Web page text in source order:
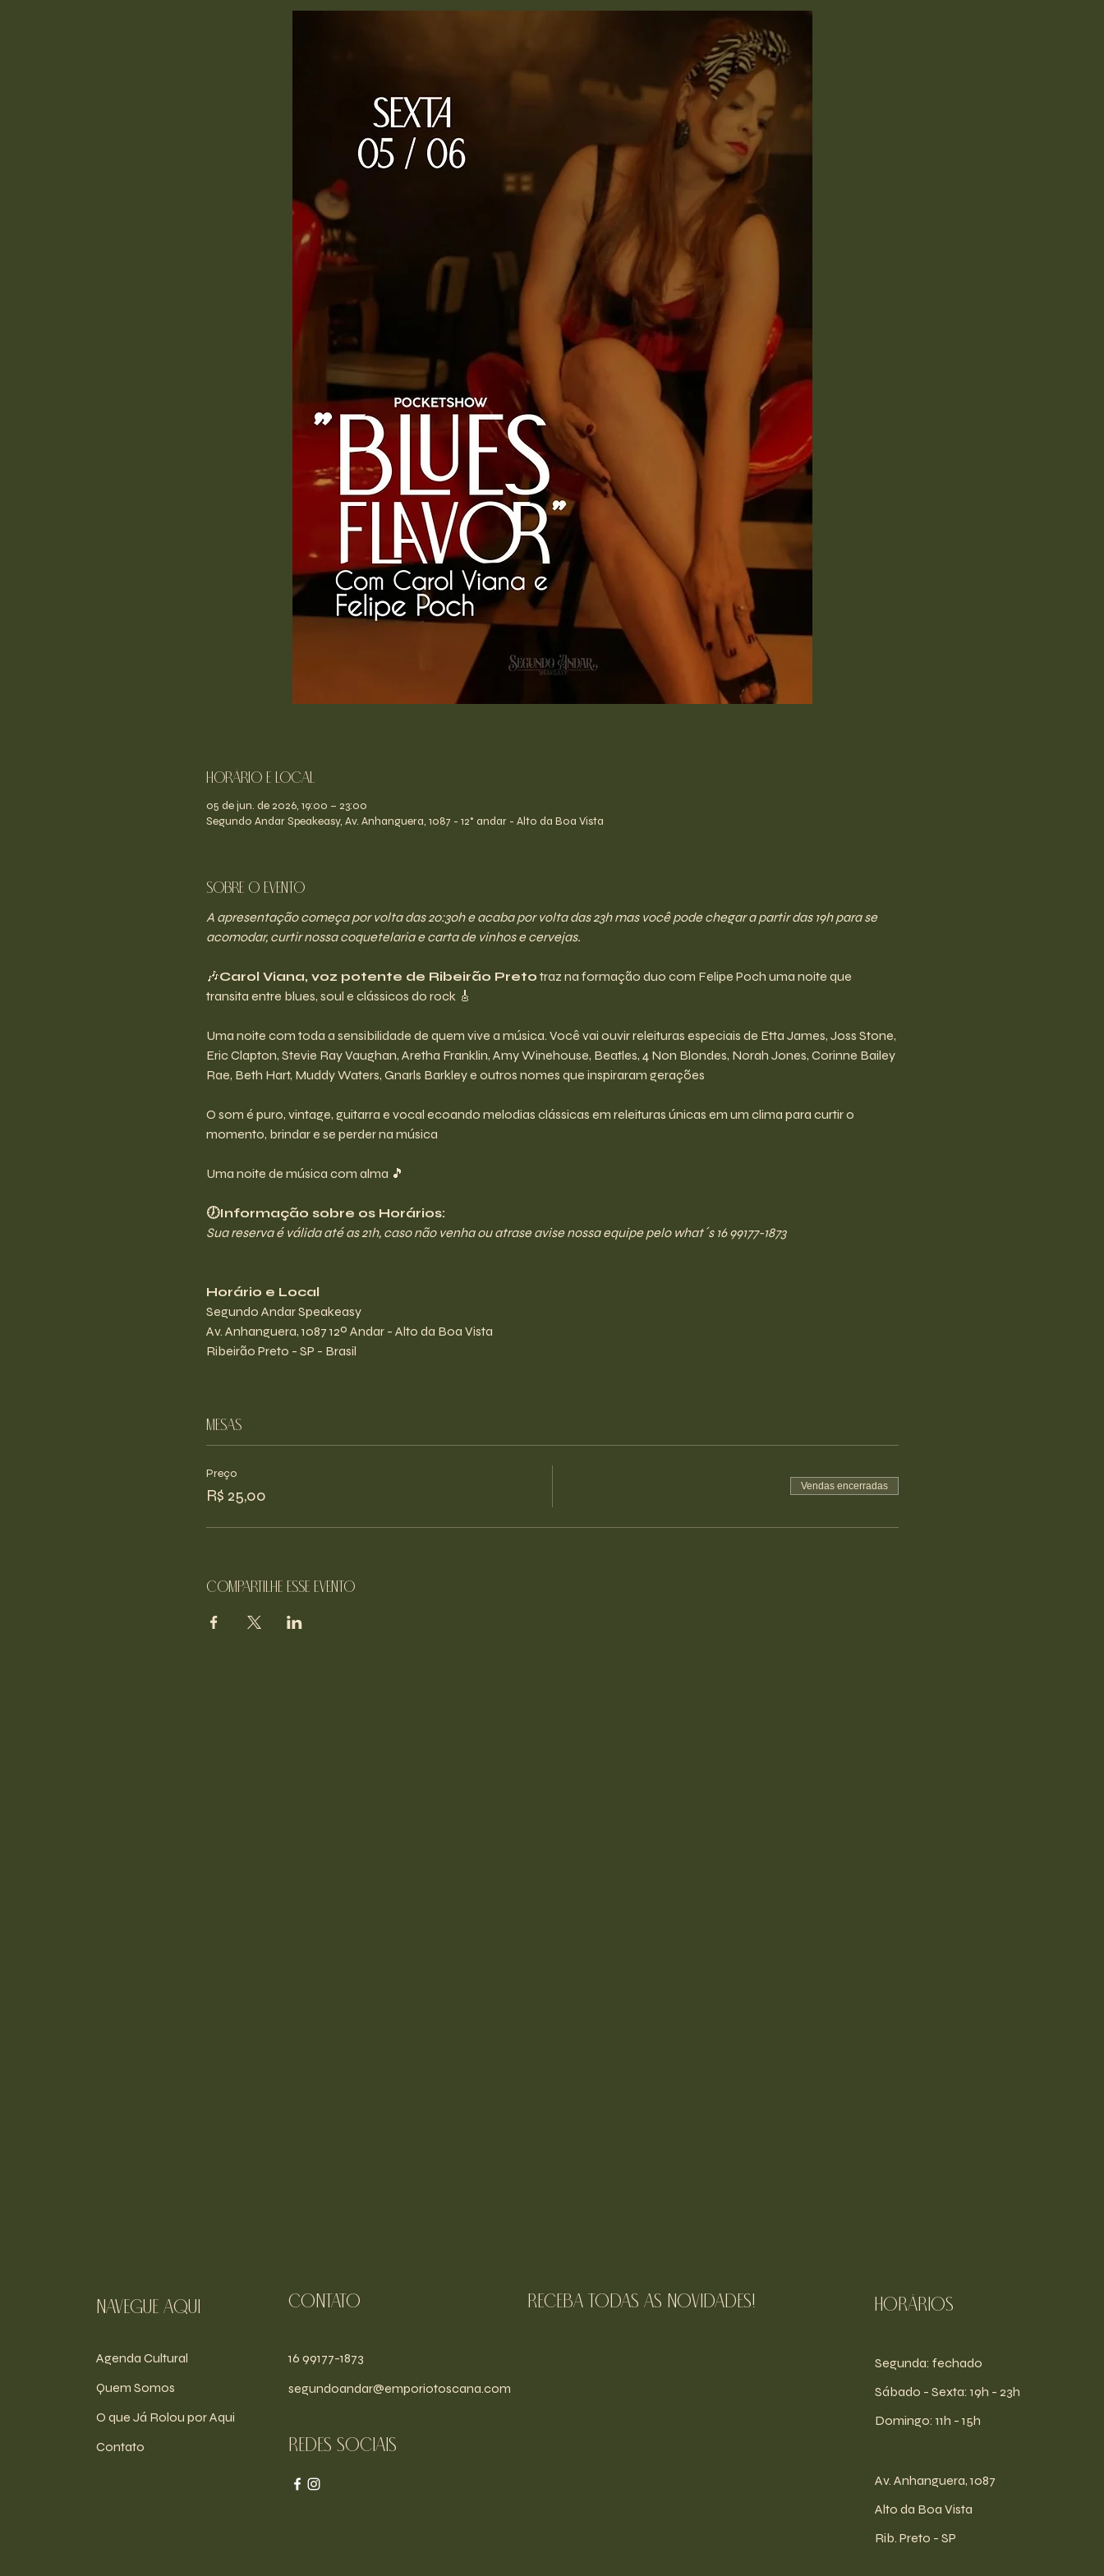
Horário e Local
05 de jun. de 2026, 19:00 – 23:00
Segundo Andar Speakeasy, Av. Anhanguera, 1087 - 12° andar - Alto da Boa Vista
Sobre o evento
A apresentação começa por volta das 20:30h e acaba por volta das 23h mas você pode chegar a partir das 19h para se
acomodar, curtir nossa coquetelaria e carta de vinhos e cervejas.
🎶Carol Viana, voz potente de Ribeirão Preto traz na formação duo com Felipe Poch uma noite que
transita entre blues, soul e clássicos do rock 🎸
Uma noite com toda a sensibilidade de quem vive a música. Você vai ouvir releituras especiais de Etta James, Joss Stone,
Eric Clapton, Stevie Ray Vaughan, Aretha Franklin, Amy Winehouse, Beatles, 4 Non Blondes, Norah Jones, Corinne Bailey
Rae, Beth Hart, Muddy Waters, Gnarls Barkley e outros nomes que inspiraram gerações
O som é puro, vintage, guitarra e vocal ecoando melodias clássicas em releituras únicas em um clima para curtir o
momento, brindar e se perder na música
Uma noite de música com alma 🎵
🕖Informação sobre os Horários:
Sua reserva é válida até as 21h, caso não venha ou atrase avise nossa equipe pelo what´s 16 99177-1873
Horário e Local
Segundo Andar Speakeasy
Av. Anhanguera, 1087 12º Andar - Alto da Boa Vista
Ribeirão Preto - SP - Brasil
Mesas
Preço
R$ 25,00 Vendas encerradas
Compartilhe esse evento
navegue aqui
Agenda Cultural
Quem Somos
O que Já Rolou por Aqui
Contato
Contato
16 99177-1873
segundoandar@emporiotoscana.com
Redes sociais
receba todas as novidades! Horários
Segunda: fechado
​​Sábado - Sexta: 19h - 23h
​Domingo: 11h - 15h
Av. Anhanguera, 1087
Alto da Boa Vista
Rib. Preto - SP